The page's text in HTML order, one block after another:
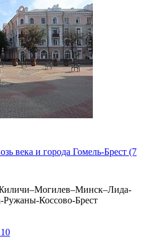
века и города Гомель-Брест (7
Коссово-Брест